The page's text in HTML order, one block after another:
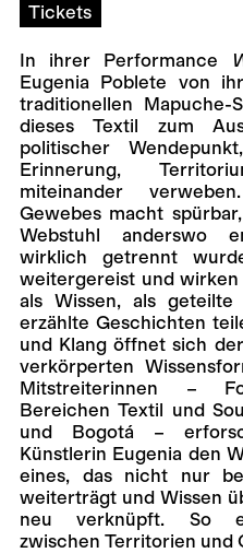
In ihrer Performance
Eugenia Poblete von
traditionellen
dieses Textil zum
politischer
Erinnerung,
miteinander
Gewebes macht
Webstuhl anderswo
wirklich getrennt
weitergereist und
als Wissen, als
erzählte Geschichten
und Klang öffnet sich
verkörperten
Mitstreiterinnen –
Bereichen Textil und
und Bogotá –
Künstlerin Eugenia den
eines, das nicht nur
weiterträgt und Wissen
neu verknüpft. So
zwischen Territorien und
Tickets